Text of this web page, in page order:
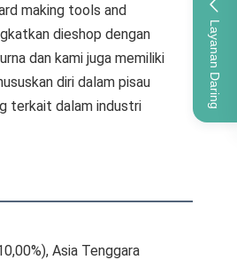
Layanan Daring
making tools and
dieshop dengan
dan kami juga memiliki
diri dalam pisau
terkait dalam industri
Asia Tenggara